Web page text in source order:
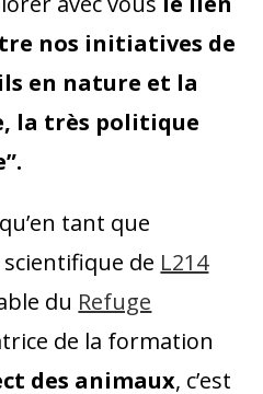
nos initiatives de
en nature et la
la très politique
tant que
de L214
du Refuge
de la formation
des animaux, c’est